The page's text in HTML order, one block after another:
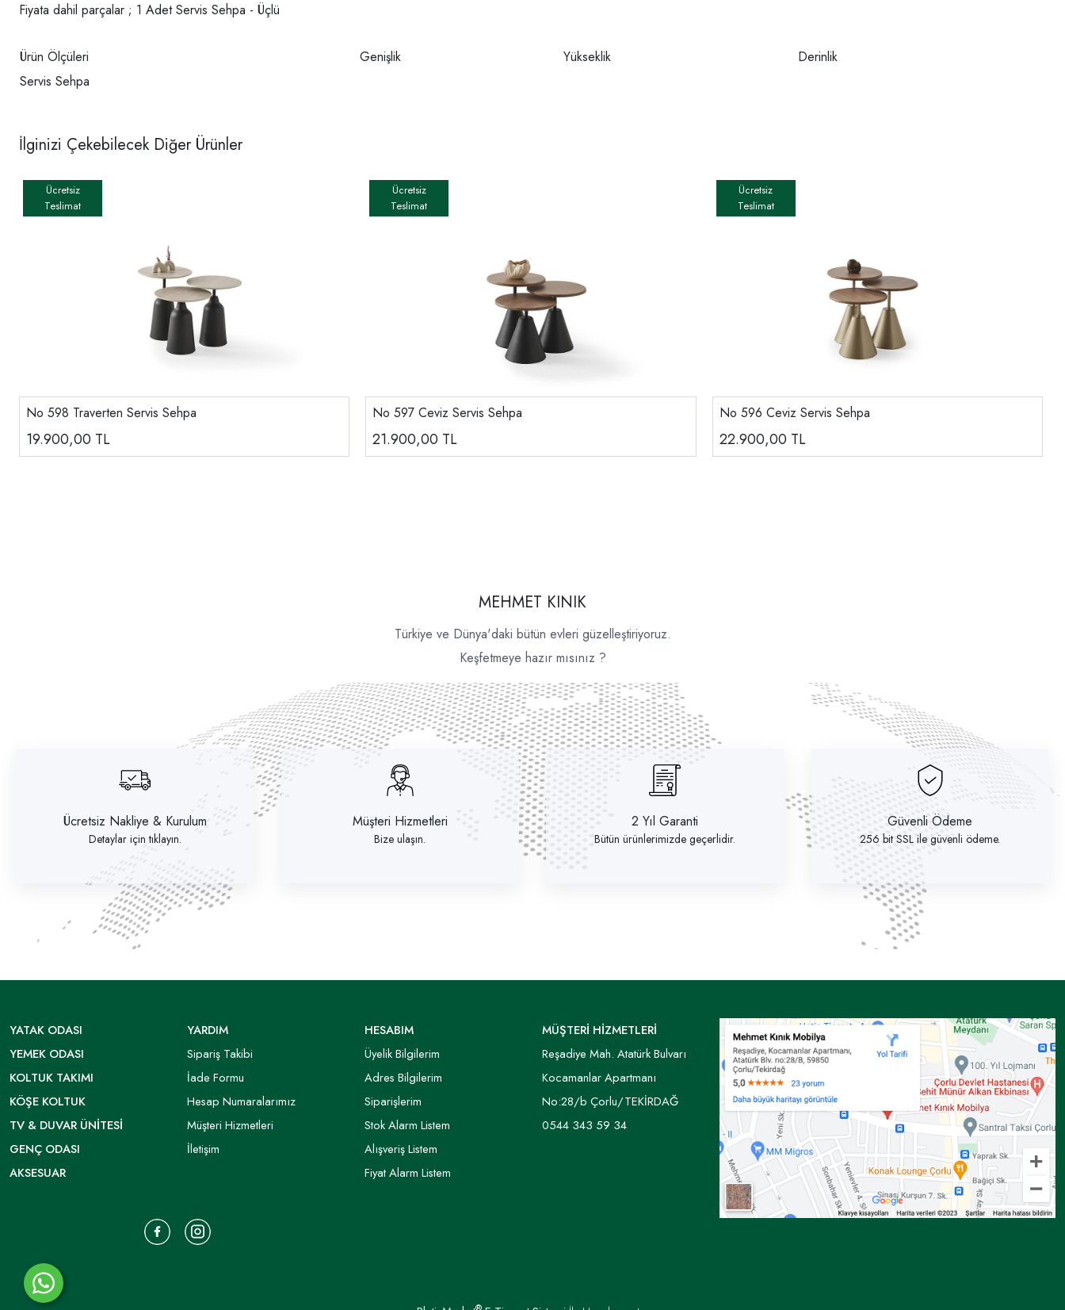
Fiyata dahil parçalar ; 1 Adet Servis Sehpa - Üçlü
Ürün Ölçüleri Genişlik Yükseklik
Derinlik
Servis Sehpa
İlginizi Çekebilecek Diğer Ürünler
No 598 Traverten Servis Sehpa
19.900,00 TL
No 597 Ceviz Servis Sehpa
21.900,00 TL
No 596 Ceviz Servis Sehpa
22.900,00 TL
MEHMET KINIK
Türkiye ve Dünya'daki bütün evleri güzelleştiriyoruz.
Keşfetmeye hazır mısınız ?
Ücretsiz Nakliye & Kurulum
Detaylar için tıklayın.
Müşteri Hizmetleri
Bize ulaşın.
2 Yıl Garanti
Bütün ürünlerimizde geçerlidir.
Güvenli Ödeme
256 bit SSL ile güvenli ödeme.
YATAK ODASI
YEMEK ODASI
KOLTUK TAKIMI
KÖŞE KOLTUK
TV & DUVAR ÜNITESI
GENÇ ODASI
AKSESUAR
YARDIM
Sipariş Takibi
İade Formu
Hesap Numaralarımız
Müşteri Hizmetleri
İletişim
HESABIM
Üyelik Bilgilerim
Adres Bilgilerim
Siparişlerim
Stok Alarm Listem
Alışveriş Listem
Fiyat Alarm Listem
MÜŞTERİ HİZMETLERİ
Reşadiye Mah. Atatürk Bulvarı
Kocamanlar Apartmanı
No:28/b Çorlu/TEKİRDAĞ
0544 343 59 34